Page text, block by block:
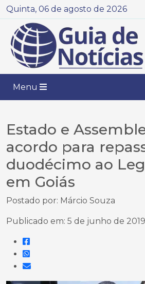
Quinta, 06 de agosto de 2026
Menu
Estado e
acordo para
duodécimo ao
em Goiás
Postado por: Márcio Souza
Publicado em: 5 de junho de 2019